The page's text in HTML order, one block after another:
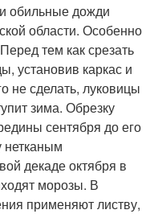
обильные дожди
области. Особенно
тем как срезать
установив каркас и
не сделать, луковицы
зима. Обрезку
сентября до его
нетканым
декаде октября в
морозы. В
применяют листву,